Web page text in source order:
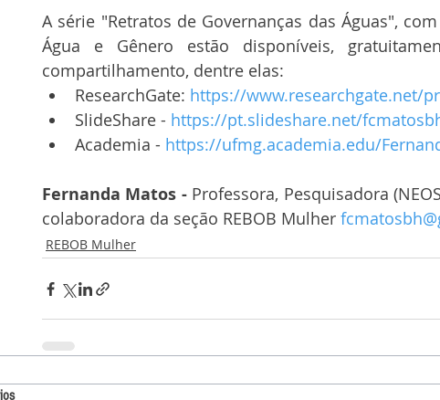
A série "Retratos de Governanças das Águas",
Água e Gênero estão disponíveis,
compartilhamento, dentre elas:
ResearchGate: https://www.researchgate.net/
SlideShare - https://pt.slideshare.net/
Academia - https://ufmg.academia.edu/
Fernanda Matos - Professora, Pesquisadora
colaboradora da seção REBOB Mulher
REBOB Mulher